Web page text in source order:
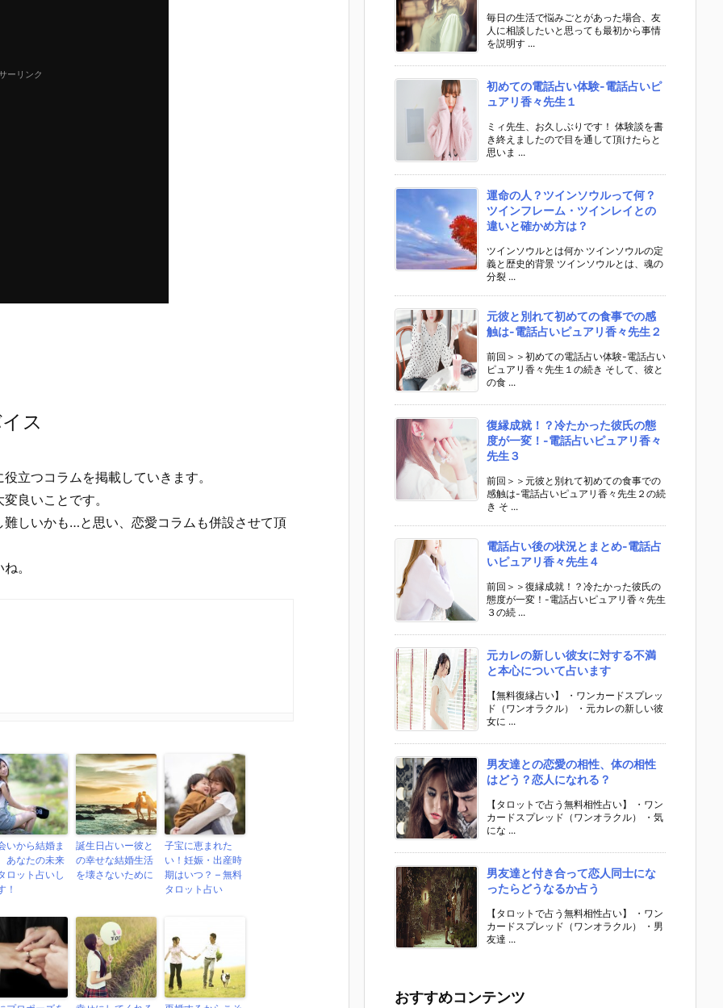
ーリンク
ス
立つコラムを掲載していきます。
良いことです。
しいかも…と思い、恋愛コラムも併設させて頂
。
いから結婚ま
あなたの未来
ロット占いし
！
誕生日占いー彼と
の幸せな結婚生活
を壊さないために
子宝に恵まれた
い！妊娠・出産時
期はいつ？ – 無料
タロット占い
毎日の生活で悩みごとがあった場合、友
人に相談したいと思っても最初から事情
を説明す ...
初めての電話占い体験-電話占いピ
ュアリ香々先生１
ミィ先生、お久しぶりです！ 体験談を書
き終えましたので目を通して頂けたらと
思いま ...
運命の人？ツインソウルって何？
ツインフレーム・ツインレイとの
違いと確かめ方は？
ツインソウルとは何か ツインソウルの定
義と歴史的背景 ツインソウルとは、魂の
分裂 ...
元彼と別れて初めての食事での感
触は-電話占いピュアリ香々先生２
前回＞＞初めての電話占い体験-電話占い
ピュアリ香々先生１の続き そして、彼と
の食 ...
復縁成就！？冷たかった彼氏の態
度が一変！-電話占いピュアリ香々
先生３
前回＞＞元彼と別れて初めての食事での
感触は-電話占いピュアリ香々先生２の続
き そ ...
電話占い後の状況とまとめ-電話占
いピュアリ香々先生４
前回＞＞復縁成就！？冷たかった彼氏の
態度が一変！-電話占いピュアリ香々先生
３の続 ...
元カレの新しい彼女に対する不満
と本心について占います
【無料復縁占い】 ・ワンカードスプレッ
ド（ワンオラクル） ・元カレの新しい彼
女に ...
男友達との恋愛の相性、体の相性
はどう？恋人になれる？
【タロットで占う無料相性占い】 ・ワン
カードスプレッド（ワンオラクル） ・気
にな ...
男友達と付き合って恋人同士にな
ったらどうなるか占う
【タロットで占う無料相性占い】 ・ワン
カードスプレッド（ワンオラクル） ・男
友達 ...
おすすめコンテンツ